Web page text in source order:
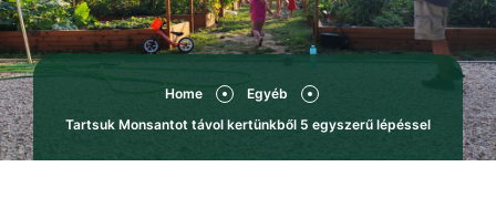
Home
Egyéb
Tartsuk Monsantot távol kertünkből 5 egyszerű lépéssel